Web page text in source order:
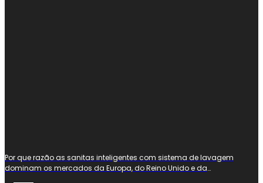
Por que razão as sanitas inteligentes com sistema de lavagem
dominam os mercados da Europa, do Reino Unido e da